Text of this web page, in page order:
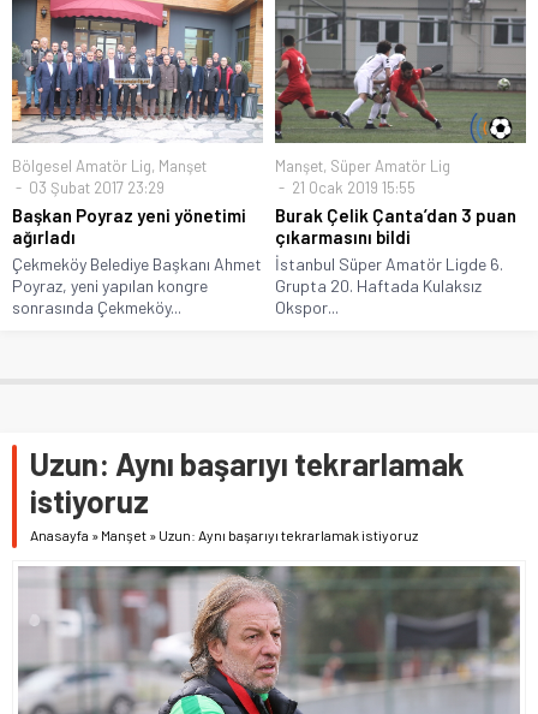
Bölgesel Amatör Lig, Manşet
03 Şubat 2017 23:29
Başkan Poyraz yeni yönetimi
ağırladı
Çekmeköy Belediye Başkanı Ahmet
Poyraz, yeni yapılan kongre
sonrasında Çekmeköy...
Manşet, Süper Amatör Lig
21 Ocak 2019 15:55
Burak Çelik Çanta’dan 3 puan
çıkarmasını bildi
İstanbul Süper Amatör Ligde 6.
Grupta 20. Haftada Kulaksız
Okspor...
Uzun: Aynı başarıyı tekrarlamak
istiyoruz
Anasayfa » Manşet » Uzun: Aynı başarıyı tekrarlamak istiyoruz